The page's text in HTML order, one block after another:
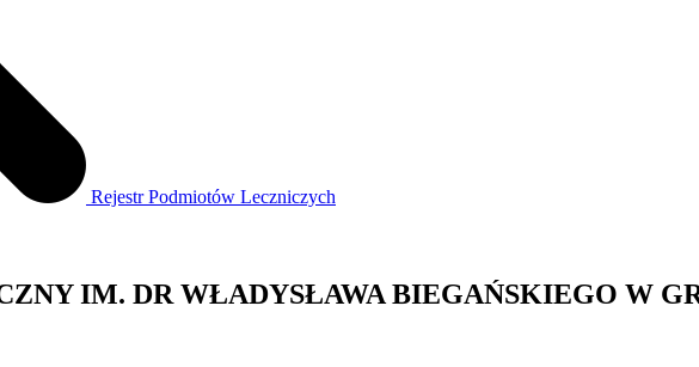
Rejestr Podmiotów Leczniczych
IM. DR WŁADYSŁAWA BIEGAŃSKIEGO W